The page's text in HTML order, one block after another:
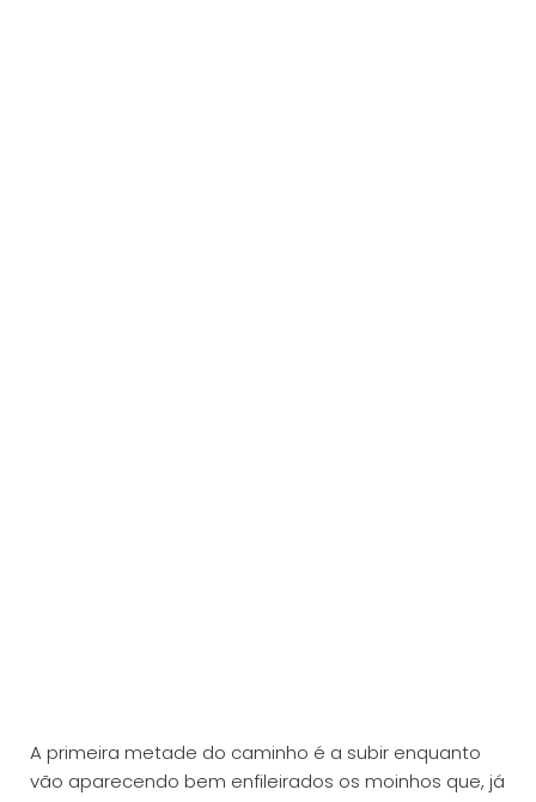
A primeira metade do caminho é a subir enquanto
vão aparecendo bem enfileirados os moinhos que, já